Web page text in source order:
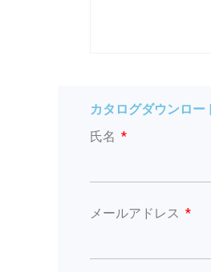
カタログダウンロー
氏名
メールアドレス